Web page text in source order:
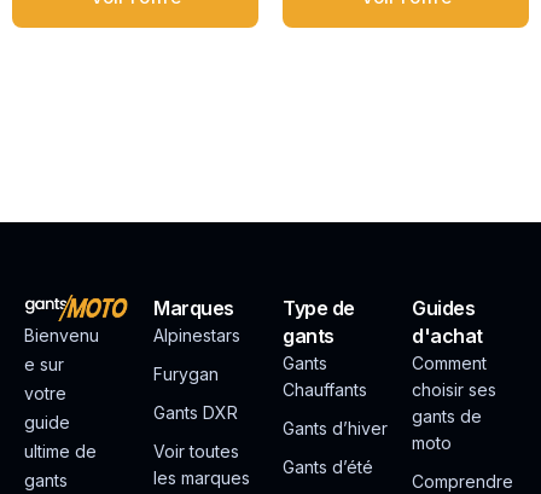
Bienvenu
e sur
votre
guide
ultime de
gants
Marques
Alpinestars
Furygan
Gants DXR
Voir toutes
les marques
Type de
gants
Gants
Chauffants
Gants d’hiver
Gants d’été
Guides
d'achat
Comment
choisir ses
gants de
moto
Comprendre